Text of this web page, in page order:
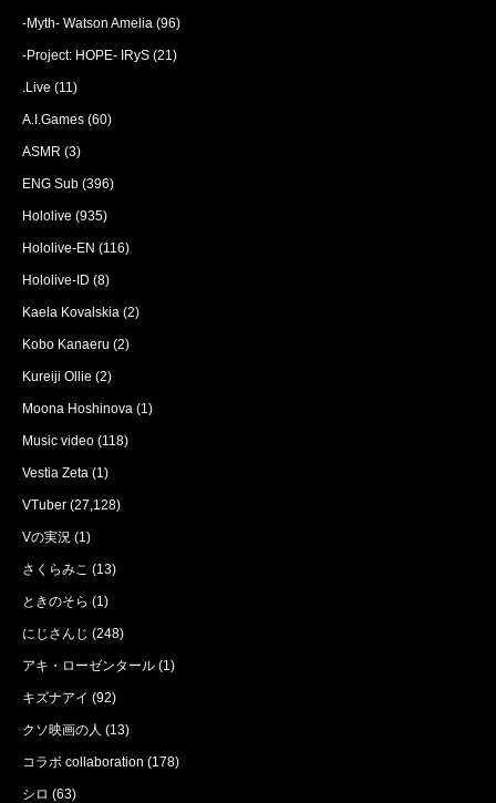
-Myth- Watson Amelia (96)
-Project: HOPE- IRyS (21)
.Live (11)
A.I.Games (60)
ASMR (3)
ENG Sub (396)
Hololive (935)
Hololive-EN (116)
Hololive-ID (8)
Kaela Kovalskia (2)
Kobo Kanaeru (2)
Kureiji Ollie (2)
Moona Hoshinova (1)
Music video (118)
Vestia Zeta (1)
VTuber (27,128)
Vの実況 (1)
さくらみこ (13)
ときのそら (1)
にじさんじ (248)
アキ・ローゼンタール (1)
キズナアイ (92)
クソ映画の人 (13)
コラボ collaboration (178)
シロ (63)